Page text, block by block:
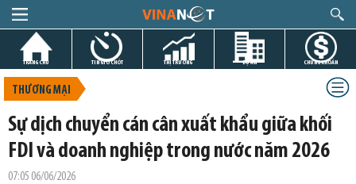
TRANG CHỦ TIN GIỜ CHÓT THỊ TRƯỜNG DỰ ÁN CHỨNG KHOÁN
THƯƠNG MẠI
Sự dịch chuyển cán cân xuất khẩu giữa khối
FDI và doanh nghiệp trong nước năm 2026
07:05 06/06/2026